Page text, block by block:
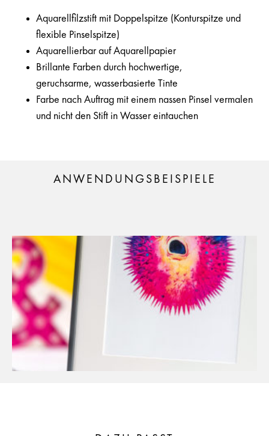
Aquarellfilzstift mit Doppelspitze (Konturspitze und
flexible Pinselspitze)
Aquarellierbar auf Aquarellpapier
Brillante Farben durch hochwertige,
geruchsarme, wasserbasierte Tinte
Farbe nach Auftrag mit einem nassen Pinsel vermalen
und nicht den Stift in Wasser eintauchen
ANWENDUNGSBEISPIELE